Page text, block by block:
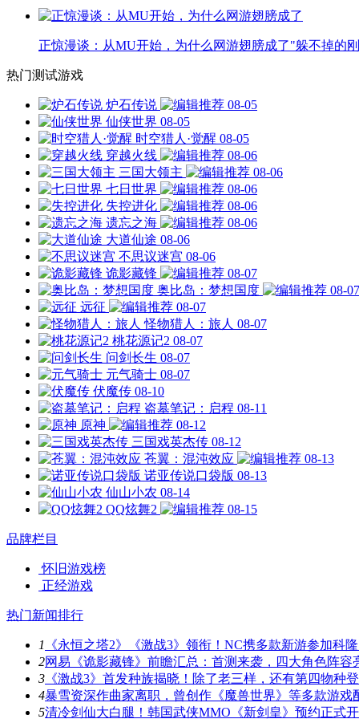
正惊漫谈：从MU开始，为什么网游翅膀成了"躲不掉的
热门测试游戏
炉石传说
08-05
仙侠世界 08-05
时空猎人·觉醒 08-05
穿越火线
08-06
三国大领主
08-06
七日世界
08-06
失控进化
08-06
遗忘之海
08-06
大道仙途 08-06
不思议迷宫 08-06
诡影藏锋
08-07
奥比岛：梦想国度
08-07
远征
08-07
怪物猎人：旅人 08-07
桃花源记2 08-07
问剑长生 08-07
元气骑士 08-07
伏魔传 08-10
盗墓笔记：启程 08-11
原神
08-12
三国戏英杰传 08-12
苍翼：混沌效应
08-13
诺亚传说口袋版 08-13
仙山小农 08-14
QQ炫舞2
08-15
品牌栏目
怀旧游戏榜
正经游戏
热门新闻排行
1
《永恒之塔2》《激战3》领衔！NC携多款新游参加科
2网易《诡影藏锋》前瞻汇总：首测来袭，四大角色阵容
3 《激战3》首发种族揭晓！除了老三样，还有第四物种
4暴雪资深作曲家离职，曾创作《魔兽世界》等多款游戏
5清冷剑仙大白腿！韩国武侠MMO《新剑皇》预约正式